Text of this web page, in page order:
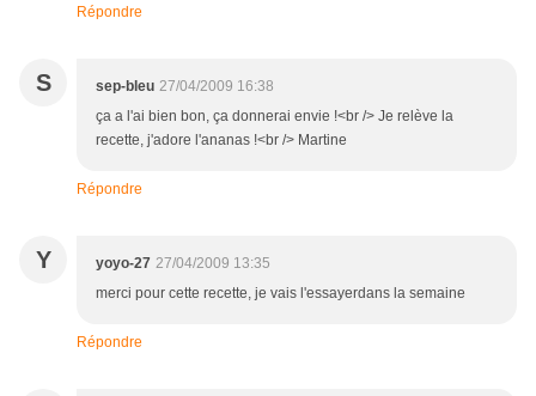
Répondre
S sep-bleu 27/04/2009 16:38
ça a l'ai bien bon, ça donnerai envie !<br /> Je relève la
recette, j'adore l'ananas !<br /> Martine
Répondre
Y yoyo-27 27/04/2009 13:35
merci pour cette recette, je vais l'essayerdans la semaine
Répondre